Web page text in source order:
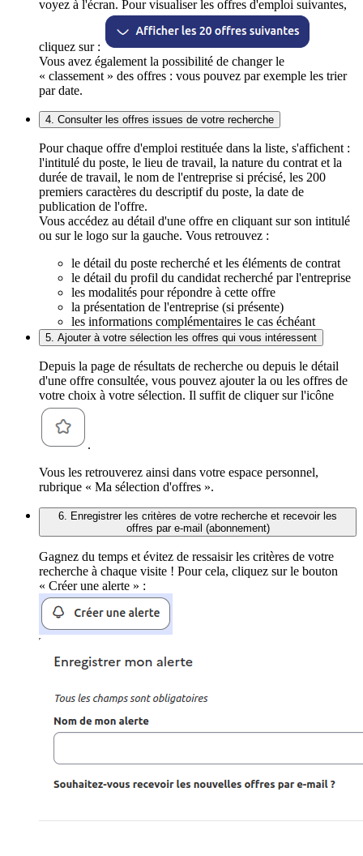
voyez à l'écran. Pour visualiser les offres d'emploi suivantes,
cliquez sur :
Vous avez également la possibilité de changer le
« classement » des offres : vous pouvez par exemple les trier
par date.
4. Consulter les offres issues de votre recherche
Pour chaque offre d'emploi restituée dans la liste, s'affichent :
l'intitulé du poste, le lieu de travail, la nature du contrat et la
durée de travail, le nom de l'entreprise si précisé, les 200
premiers caractères du descriptif du poste, la date de
publication de l'offre.
Vous accédez au détail d'une offre en cliquant sur son intitulé
ou sur le logo sur la gauche. Vous retrouvez :
le détail du poste recherché et les éléments de contrat
le détail du profil du candidat recherché par l'entreprise
les modalités pour répondre à cette offre
la présentation de l'entreprise (si présente)
les informations complémentaires le cas échéant
5. Ajouter à votre sélection les offres qui vous intéressent
Depuis la page de résultats de recherche ou depuis le détail
d'une offre consultée, vous pouvez ajouter la ou les offres de
votre choix à votre sélection. Il suffit de cliquer sur l'icône
.
Vous les retrouverez ainsi dans votre espace personnel,
rubrique « Ma sélection d'offres ».
6. Enregistrer les critères de votre recherche et recevoir les
offres par e-mail (abonnement)
Gagnez du temps et évitez de ressaisir les critères de votre
recherche à chaque visite ! Pour cela, cliquez sur le bouton
« Créer une alerte » :